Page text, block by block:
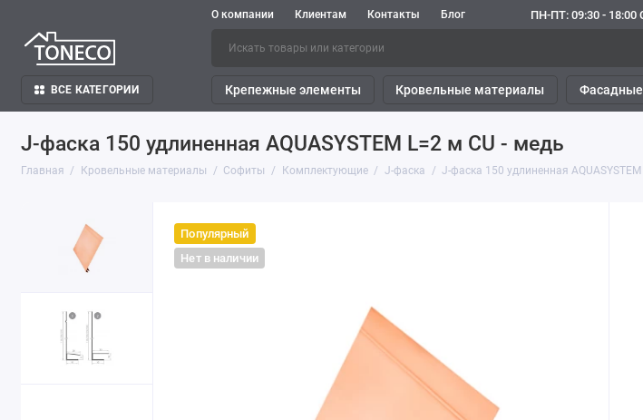
О компании Клиентам Контакты Блог ПН-ПТ: 09:30 - 18:00
ВСЕ КАТЕГОРИИ Крепежные элементы Кровельные материалы
J-фаска 150 удлиненная AQUASYSTEM L=2 м CU - медь
Главная Кровельные материалы Софиты Комплектующие J-фаска J-фаска 150 удлиненная
Популярный
Нет в наличии